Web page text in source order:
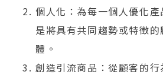
個人化：為每一個人優化
是將具有共同趨勢或特徵
體。
創造引流商品：從顧客的